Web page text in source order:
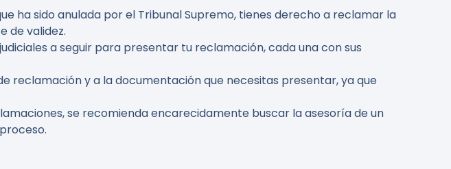
ha sido anulada por el Tribunal Supremo, tienes derecho a reclamar la
de validez.
a seguir para presentar tu reclamación, cada una con sus
reclamación y a la documentación que necesitas presentar, ya que
se recomienda encarecidamente buscar la asesoría de un